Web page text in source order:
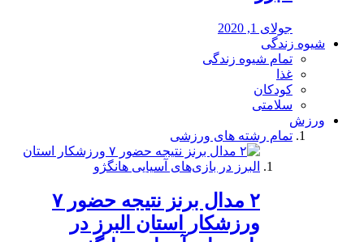
جولای 1, 2020
شیوه زندگی
تمام شیوه زندگی
غذا
کودکان
سلامتی
ورزش
تمام رشته های ورزشی
۲ مدال برنز نتیجه حضور ۷
ورزشکار استان البرز در